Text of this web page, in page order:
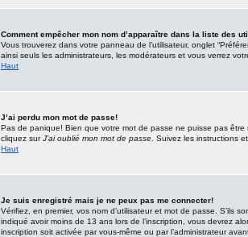
Comment empêcher mon nom d’apparaître dans la liste des
Vous trouverez dans votre panneau de l’utilisateur, onglet
ainsi seuls les administrateurs, les modérateurs et vous verrez
Haut
J’ai perdu mon mot de passe!
Pas de panique! Bien que votre mot de passe ne puisse pas
cliquez surJ’ai oublié mon mot de passe . Suivez les instructions
Haut
Je suis enregistré mais je ne peux pas me connecter!
Vérifiez, en premier, vos nom d’utilisateur et mot de passe. S’ils
indiqué avoir moins de 13 ans lors de l’inscription, vous devrez
inscription soit activée par vous-même ou par l’administrateur